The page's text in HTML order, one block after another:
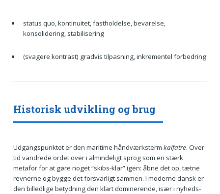
status quo, kontinuitet, fastholdelse, bevarelse,
konsolidering, stabilisering
(svagere kontrast) gradvis tilpasning, inkrementel forbedring
Historisk udvikling og brug
Udgangspunktet er den maritime håndværksterm kalfatre. Over
tid vandrede ordet over i almindeligt sprog som en stærk
metafor for at gøre noget “skibs-klar” igen: åbne det op, tætne
revnerne og bygge det forsvarligt sammen. I moderne dansk er
den billedlige betydning den klart dominerende, især i nyheds-